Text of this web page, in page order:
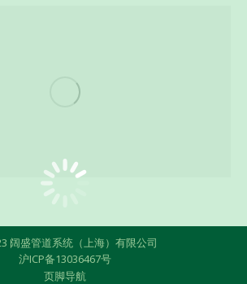
阔盛管道系统（上海）有限公司
沪ICP备13036467号
页脚导航